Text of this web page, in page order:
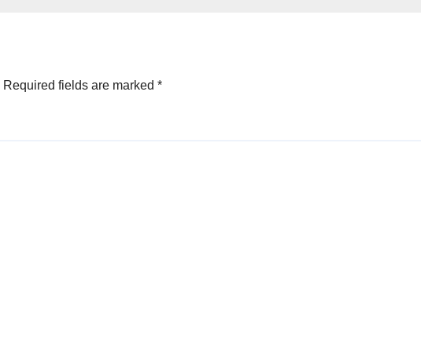
Required fields are marked *